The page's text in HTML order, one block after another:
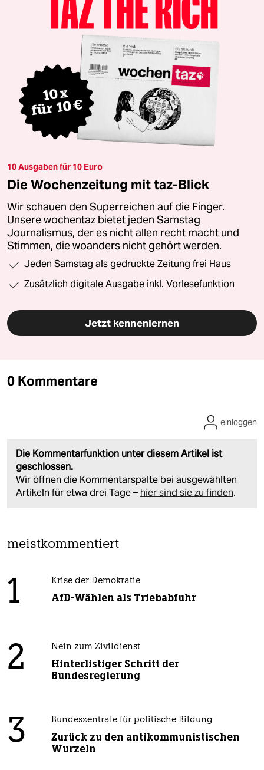
10 Ausgaben für 10 Euro
Die Wochenzeitung mit taz-Blick
Wir schauen den Superreichen auf die Finger.
Unsere wochentaz bietet jeden Samstag
Journalismus, der es nicht allen recht macht und
Stimmen, die woanders nicht gehört werden.
Jeden Samstag als gedruckte Zeitung frei Haus
Zusätzlich digitale Ausgabe inkl. Vorlesefunktion
Jetzt kennenlernen
0 Kommentare
Die Kommentarfunktion unter diesem Artikel ist
geschlossen.
Wir öffnen die Kommentarspalte bei ausgewählten
Artikeln für etwa drei Tage – hier sind sie zu finden.
einloggen
meistkommentiert
1 Krise der Demokratie
AfD-Wählen als Triebabfuhr
2 Nein zum Zivildienst
Hinterlistiger Schritt der
Bundesregierung
3 Bundeszentrale für politische Bildung
Zurück zu den antikommunistischen
Wurzeln